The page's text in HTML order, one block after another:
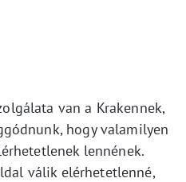
van a Krakennek,
hogy valamilyen
lennének.
válik elérhetetlenné,